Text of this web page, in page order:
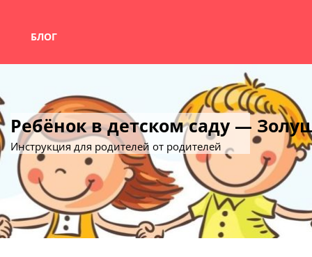
БЛОГ
Ребёнок в детском саду —
Инструкция для родителей от родителей